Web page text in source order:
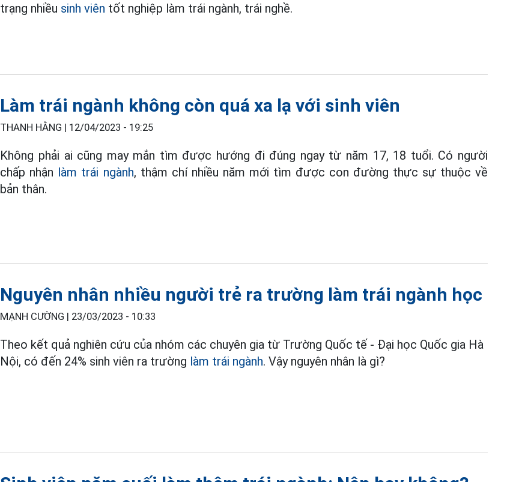
trạng nhiều sinh viên tốt nghiệp làm trái ngành, trái nghề.
Làm trái ngành không còn quá xa lạ với sinh viên
THANH HẰNG | 12/04/2023 - 19:25
Không phải ai cũng may mắn tìm được hướng đi đúng ngay từ năm 17, 18 tuổi. Có người
chấp nhận làm trái ngành, thậm chí nhiều năm mới tìm được con đường thực sự thuộc về
bản thân.
Nguyên nhân nhiều người trẻ ra trường làm trái ngành học
MẠNH CƯỜNG | 23/03/2023 - 10:33
Theo kết quả nghiên cứu của nhóm các chuyên gia từ Trường Quốc tế - Đại học Quốc gia Hà
Nội, có đến 24% sinh viên ra trường làm trái ngành. Vậy nguyên nhân là gì?